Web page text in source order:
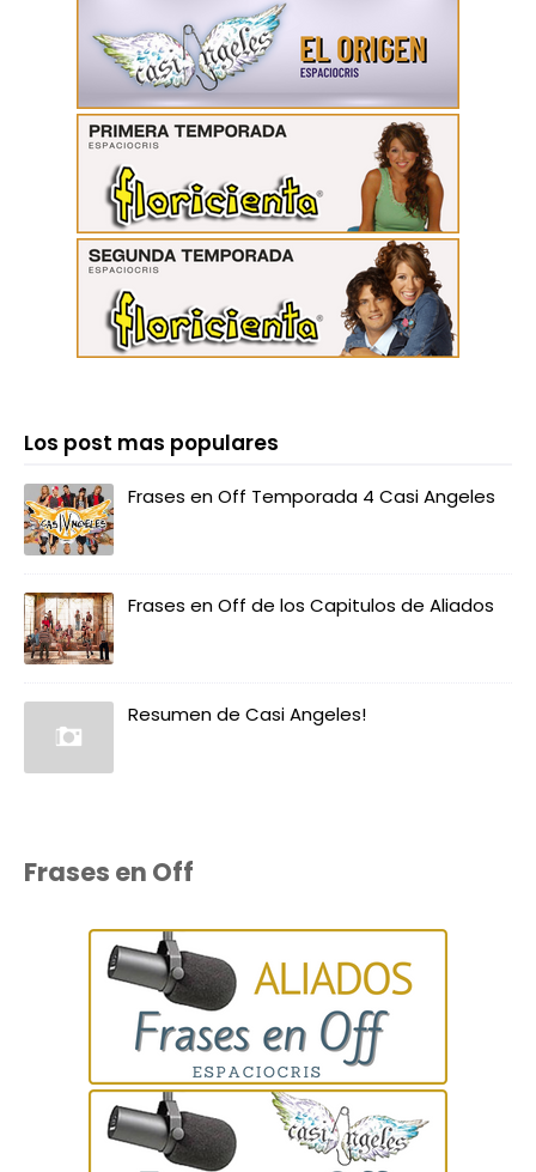
Los post mas populares
Frases en Off Temporada 4 Casi Angeles
Frases en Off de los Capitulos de Aliados
Resumen de Casi Angeles!
Frases en Off